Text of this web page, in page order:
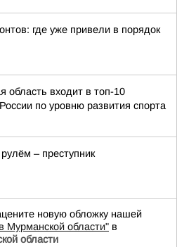
где уже привели в порядок
область входит в топ-10
по уровню развития спорта
– преступник
новую обложку нашей
Мурманской области" в
области